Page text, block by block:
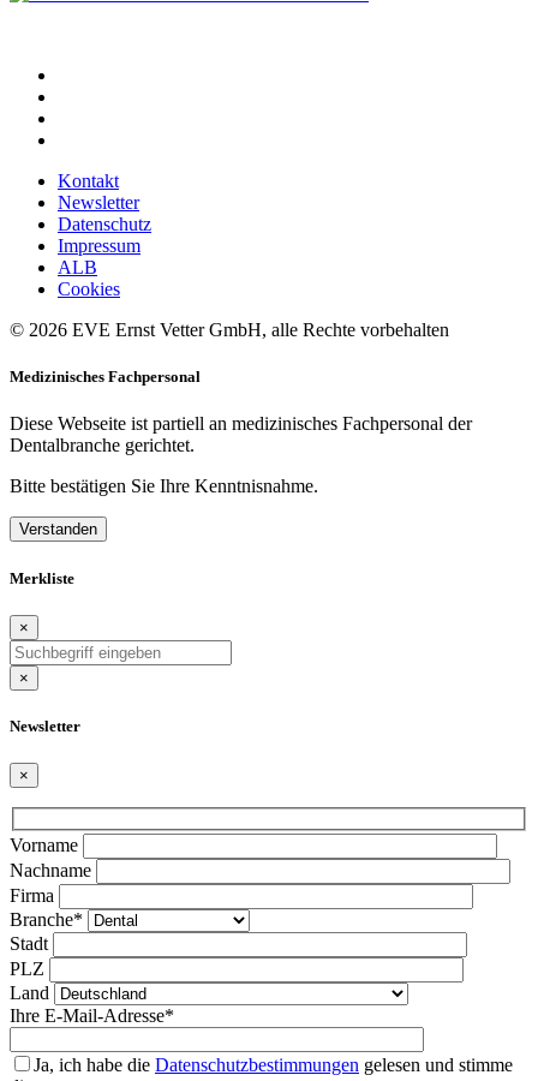
Kontakt
Newsletter
Datenschutz
Impressum
ALB
Cookies
© 2026 EVE Ernst Vetter GmbH, alle Rechte vorbehalten
Medizinisches Fachpersonal
Diese Webseite ist partiell an medizinisches Fachpersonal der
Dentalbranche gerichtet.
Bitte bestätigen Sie Ihre Kenntnisnahme.
Verstanden
Merkliste
×
×
Newsletter
×
Bitte
lasse
dieses
Feld
leer.
Vorname
Nachname
Firma
Branche*
Stadt
PLZ
Land
Ihre E-Mail-Adresse*
Ja, ich habe die Datenschutzbestimmungen gelesen und stimme